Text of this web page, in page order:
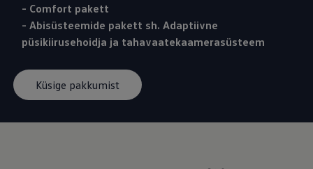
- Comfort pakett
- Abisüsteemide pakett sh. Adaptiivne
püsikiirusehoidja ja tahavaatekaamerasüsteem
Küsige pakkumist